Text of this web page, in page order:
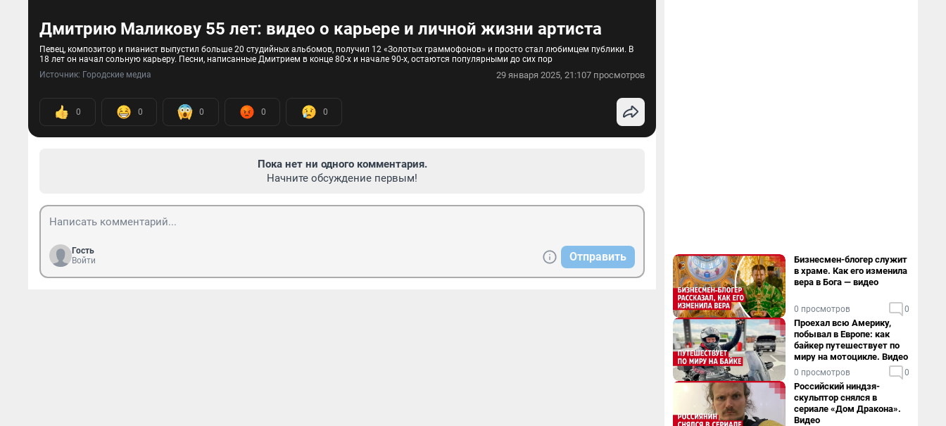
Дмитрию Маликову 55 лет: видео о карьере и личной жизни артиста
Певец, композитор и пианист выпустил больше 20 студийных альбомов, получил 12 «Золотых граммофонов» и просто стал любимцем публики. В
18 лет он начал сольную карьеру. Песни, написанные Дмитрием в конце 80-х и начале 90-х, остаются популярными до сих пор
Источник: Городские медиа 29 января 2025, 21:107 просмотров
0 0 0 0 0
Пока нет ни одного комментария.
Начните обсуждение первым!
Гость
Войти
Отправить
Бизнесмен-блогер служит
в храме. Как его изменила
вера в Бога — видео
0 просмотров 0
Проехал всю Америку,
побывал в Европе: как
байкер путешествует по
миру на мотоцикле. Видео
0 просмотров 0
Российский ниндзя-
скульптор снялся в
сериале «Дом Дракона».
Видео